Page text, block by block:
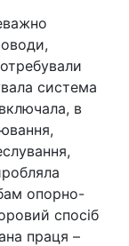
система
в
опорно-
спосіб
праця –